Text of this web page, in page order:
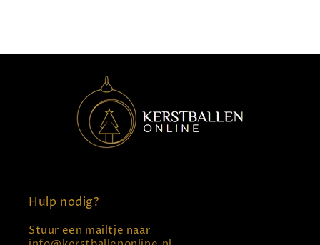
Hulp nodig?
Stuur een mailtje naar